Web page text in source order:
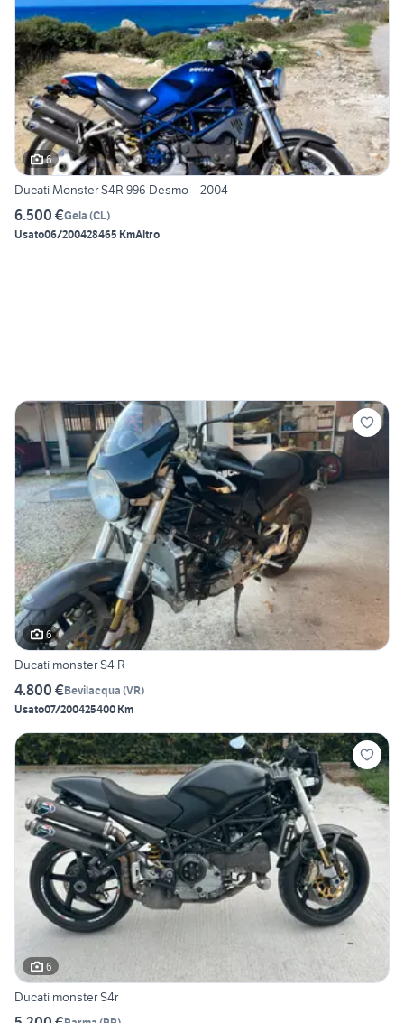
6
Ducati Monster S4R 996 Desmo – 2004
6.500 €Gela (CL)
Usato06/200428465 KmAltro
6
Ducati monster S4 R
4.800 €Bevilacqua (VR)
Usato07/200425400 Km
6
Ducati monster S4r